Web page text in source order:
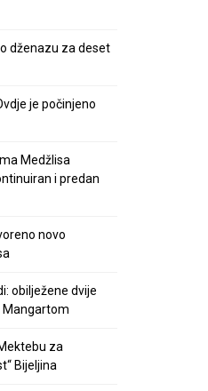
dženazu za deset
je počinjeno
Medžlisa
i predan
novo
obilježene dvije
Mangartom
za
Bijeljina